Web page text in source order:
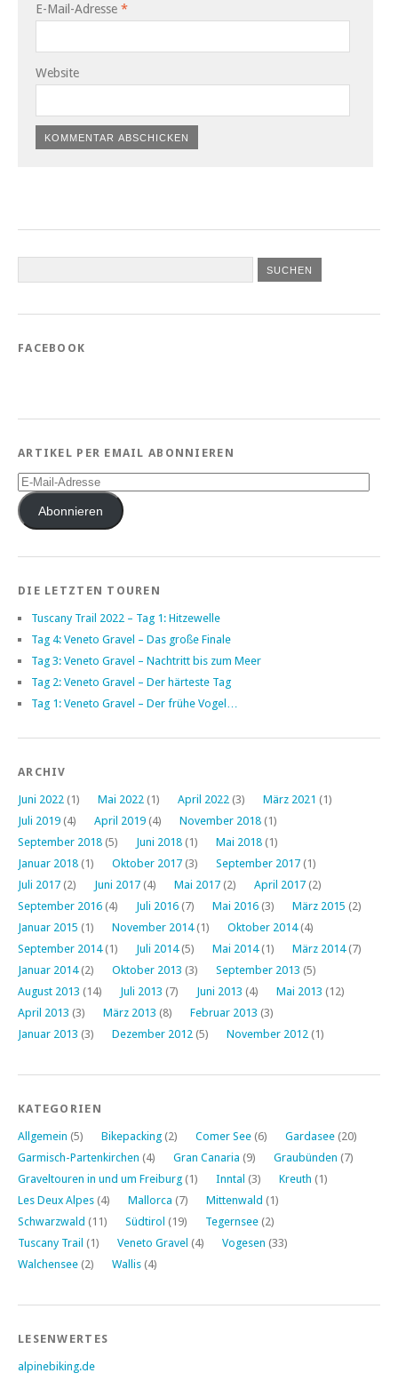
E-Mail-Adresse *
Website
FACEBOOK
ARTIKEL PER EMAIL ABONNIEREN
E-
Mail-
AdresseAbonnieren
DIE LETZTEN TOUREN
Tuscany Trail 2022 – Tag 1: Hitzewelle
Tag 4: Veneto Gravel – Das große Finale
Tag 3: Veneto Gravel – Nachtritt bis zum Meer
Tag 2: Veneto Gravel – Der härteste Tag
Tag 1: Veneto Gravel – Der frühe Vogel…
ARCHIV
Juni 2022 (1) Mai 2022 (1) April 2022 (3) März 2021 (1)
Juli 2019 (4) April 2019 (4) November 2018 (1)
September 2018 (5) Juni 2018 (1) Mai 2018 (1)
Januar 2018 (1) Oktober 2017 (3) September 2017 (1)
Juli 2017 (2) Juni 2017 (4) Mai 2017 (2) April 2017 (2)
September 2016 (4) Juli 2016 (7) Mai 2016 (3) März 2015 (2)
Januar 2015 (1) November 2014(1) Oktober 2014(4)
September 2014(1) Juli 2014(5) Mai 2014(1) März 2014(7)
Januar 2014(2) Oktober 2013 (3) September 2013 (5)
August 2013 (14) Juli 2013 (7) Juni 2013 (4) Mai 2013 (12)
April 2013 (3) März 2013 (8) Februar 2013 (3)
Januar 2013 (3) Dezember 2012 (5) November 2012 (1)
KATEGORIEN
Allgemein (5) Bikepacking (2) Comer See (6) Gardasee (20)
Garmisch-Partenkirchen (4) Gran Canaria (9) Graubünden (7)
Graveltouren in und um Freiburg (1) Inntal (3) Kreuth (1)
Les Deux Alpes (4) Mallorca (7) Mittenwald (1)
Schwarzwald (11) Südtirol (19) Tegernsee (2)
Tuscany Trail (1) Veneto Gravel (4) Vogesen (33)
Walchensee (2) Wallis (4)
LESENWERTES
alpinebiking.de